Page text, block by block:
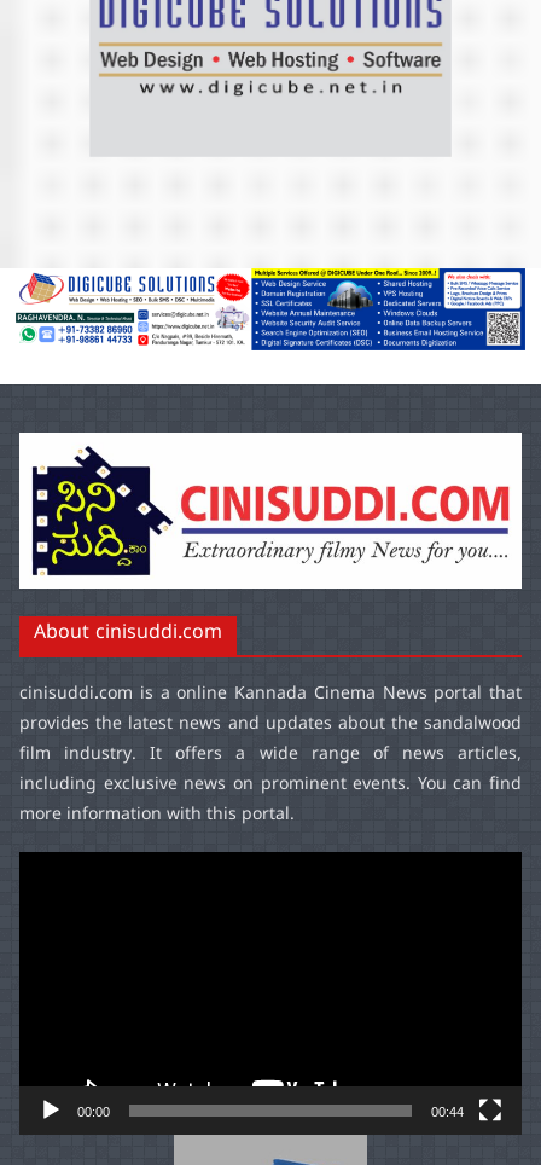
About cinisuddi.com
cinisuddi.com is a online Kannada Cinema News portal that
provides the latest news and updates about the sandalwood
film industry. It offers a wide range of news articles,
including exclusive news on prominent events. You can find
more information with this portal.
00:00 00:44